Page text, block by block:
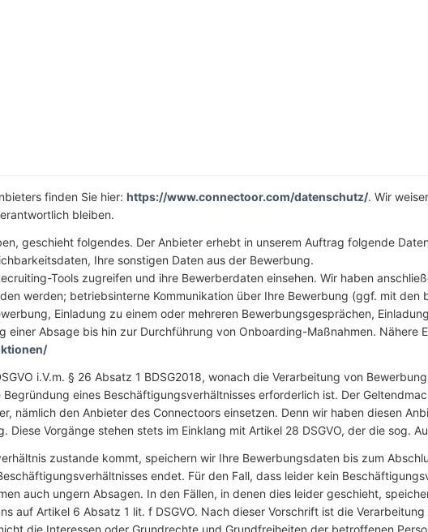
finden Sie hier: https://www.connectoor.com/datenschutz/. Wir
bleiben.
geschieht folgendes. Der Anbieter erhebt in unserem Auftrag folgende
Ihre sonstigen Daten aus der Bewerbung.
Tools zugreifen und ihre Bewerberdaten einsehen. Wir haben
werden; betriebsinterne Kommunikation über Ihre Bewerbung (ggf. mit den
Einladung zu einem oder mehreren Bewerbungsgesprächen,
Absage bis hin zur Durchführung von Onboarding-Maßnahmen. Nähere
i.V.m. § 26 Absatz 1 BDSG2018, wonach die Verarbeitung von
eines Beschäftigungsverhältnisses erforderlich ist. Der
nämlich den Anbieter des Connectoors einsetzen. Denn wir haben diesen
Vorgänge stehen stets im Einklang mit Artikel 28 DSGVO, der die sog.
zustande kommt, speichern wir Ihre Bewerbungsdaten bis zum
endet. Für den Fall, dass leider kein
auch ungern Absagen. In den Fällen, in denen dies leider geschieht,
auf Artikel 6 Absatz 1 lit. f DSGVO. Nach dieser Vorschrift ist die
die Interessen oder Grundrechte und Grundfreiheiten der betroffenen